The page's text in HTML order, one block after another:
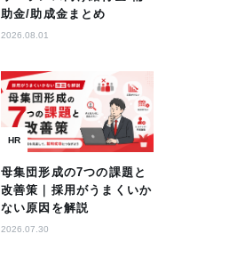
助金/助成金まとめ
2026.08.01
HR
母集団形成の7つの課題と
改善策｜採用がうまくいか
ない原因を解説
2026.07.30